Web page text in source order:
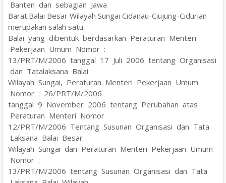
Banten dan sebagian Jawa
Barat.Balai Besar Wilayah Sungai Cidanau-Ciujung-Cidurian
merupakan salah satu
Balai yang dibentuk berdasarkan Peraturan Menteri
Pekerjaan Umum Nomor :
13/PRT/M/2006 tanggal 17 Juli 2006 tentang Organisasi
dan Tatalaksana Balai
Wilayah Sungai, Peraturan Menteri Pekerjaan Umum
Nomor : 26/PRT/M/2006
tanggal 9 November 2006 tentang Perubahan atas
Peraturan Menteri Nomor
12/PRT/M/2006 Tentang Susunan Organisasi dan Tata
Laksana Balai Besar
Wilayah Sungai dan Peraturan Menteri Pekerjaan Umum
Nomor :
13/PRT/M/2006 tentang Susunan Organisasi dan Tata